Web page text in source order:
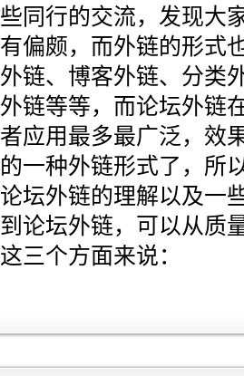
些同行的交流，发现大
有偏颇，而外链的形式
外链、博客外链、分类
外链等等，而论坛外链
者应用最多最广泛，效
的一种外链形式了，所
论坛外链的理解以及一
到论坛外链，可以从质
这三个方面来说：